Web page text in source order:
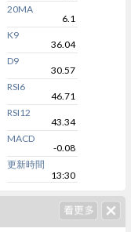
20MA
6.1
K9
36.04
D9
30.57
RSI6
46.71
RSI12
43.34
MACD
-0.08
更新時間
13:30